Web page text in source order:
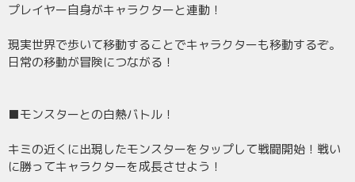
プレイヤー自身がキャラクターと連動！
現実世界で歩いて移動することでキャラクターも移動するぞ。
日常の移動が冒険につながる！
■モンスターとの白熱バトル！
キミの近くに出現したモンスターをタップして戦闘開始！戦い
に勝ってキャラクターを成長させよう！